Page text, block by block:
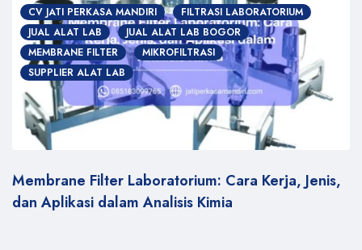
CV JATI PERKASA MANDIRI
FILTRASI LABORATORIUM
JUAL ALAT LAB
JUAL ALAT LAB BOGOR
MEMBRANE FILTER
MIKROFILTRASI
SUPPLIER ALAT LAB
Membrane Filter Laboratorium: Cara Kerja, Jenis,
dan Aplikasi dalam Analisis Kimia